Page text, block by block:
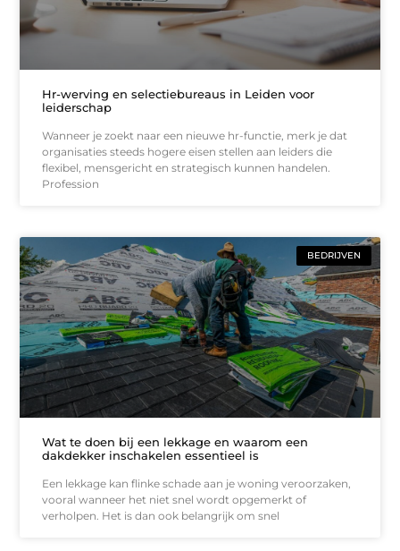
Hr-werving en selectiebureaus in Leiden voor
leiderschap
Wanneer je zoekt naar een nieuwe hr-functie, merk je dat
organisaties steeds hogere eisen stellen aan leiders die
flexibel, mensgericht en strategisch kunnen handelen.
Profession
BEDRIJVEN
Wat te doen bij een lekkage en waarom een
dakdekker inschakelen essentieel is
Een lekkage kan flinke schade aan je woning veroorzaken,
vooral wanneer het niet snel wordt opgemerkt of
verholpen. Het is dan ook belangrijk om snel